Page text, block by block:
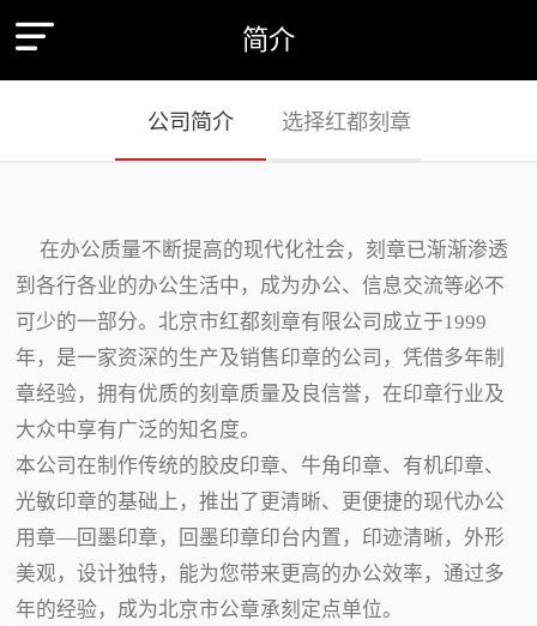
简介
公司简介 选择红都刻章
在办公质量不断提高的现代化社会，刻章已渐渐渗透
到各行各业的办公生活中，成为办公、信息交流等必不
可少的一部分。北京市红都刻章有限公司成立于1999
年，是一家资深的生产及销售印章的公司，凭借多年制
章经验，拥有优质的刻章质量及良信誉，在印章行业及
大众中享有广泛的知名度。
本公司在制作传统的胶皮印章、牛角印章、有机印章、
光敏印章的基础上，推出了更清晰、更便捷的现代办公
用章—回墨印章，回墨印章印台内置，印迹清晰，外形
美观，设计独特，能为您带来更高的办公效率，通过多
年的经验，成为北京市公章承刻定点单位。